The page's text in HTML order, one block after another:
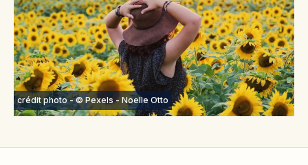
crédit photo - © Pexels - Noelle Otto